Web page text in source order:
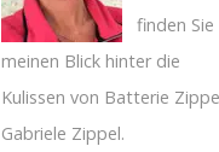
finden Sie
meinen Blick hinter die
Kulissen von Batterie
Gabriele Zippel.